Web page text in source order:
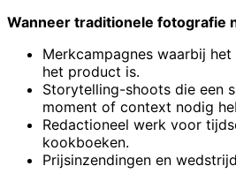
Wanneer traditionele fotografie
Merkcampagnes waarbij
het product is.
Storytelling-shoots die een
moment of context nodig
Redactioneel werk voor
kookboeken.
Prijsinzendingen en